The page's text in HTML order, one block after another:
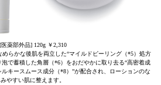
薬部外品] 120g ￥2,310
らかな後肌を両立した“マイルドピーリング（*5）処方
で蓄積した角層（*6）をおだやかに取り去る“高密着成
キースムース成分（*8）”が配合され、ローションのな
みやすい肌に整えます。